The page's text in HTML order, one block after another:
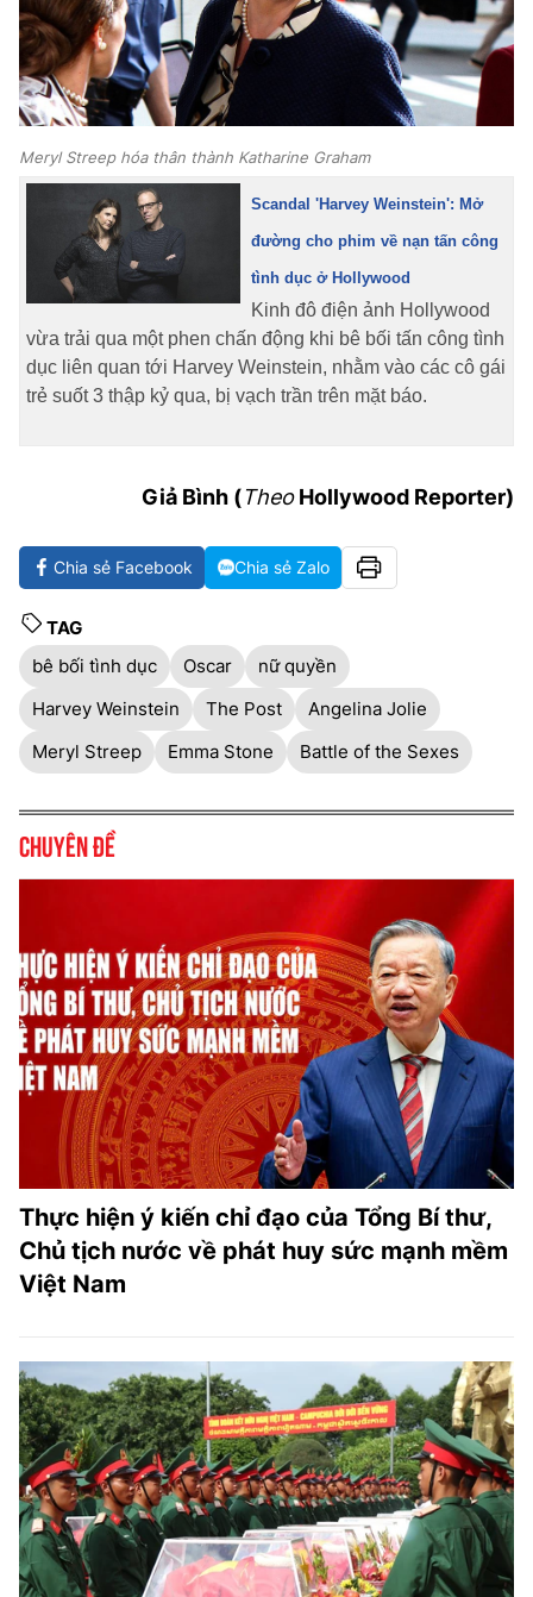
Meryl Streep hóa thân thành Katharine Graham
Scandal 'Harvey Weinstein': Mở
đường cho phim về nạn tấn công
tình dục ở Hollywood
Kinh đô điện ảnh Hollywood
vừa trải qua một phen chấn động khi bê bối tấn công tình
dục liên quan tới Harvey Weinstein, nhằm vào các cô gái
trẻ suốt 3 thập kỷ qua, bị vạch trần trên mặt báo.
Giả Bình (TheoHollywood Reporter)
Chia sẻ Facebook Chia sẻ Zalo
TAG
bê bối tình dục
Oscar
nữ quyền
Harvey Weinstein
The Post
Angelina Jolie
Meryl Streep
Emma Stone Battle of the Sexes
Chuyên đề
Thực hiện ý kiến chỉ đạo của Tổng Bí thư,
Chủ tịch nước về phát huy sức mạnh mềm
Việt Nam